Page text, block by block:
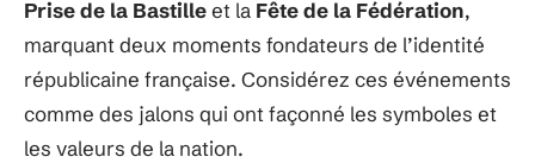
Prise de la Bastilleet la Fête de la Fédération,
marquant deux moments fondateurs de l’identité
républicaine française. Considérez ces événements
comme des jalons qui ont façonné les symboles et
les valeurs de la nation.